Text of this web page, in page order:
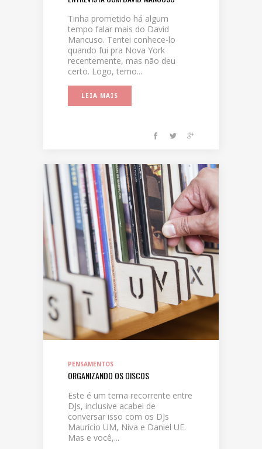
Tinha prometido há algum
tempo falar mais do David
Mancuso. Tentei conhece-lo
quando fui pra Nova York
recentemente, mas não deu
certo. Logo, temo...
LEIA MAIS
PENSAMENTOS
ORGANIZANDO OS DISCOS
Este é um tema recorrente entre
DJs, inclusive acabei de
conversar isso com os DJs
Maurício UM, Niva e Daniel UE.
Mas e você,...